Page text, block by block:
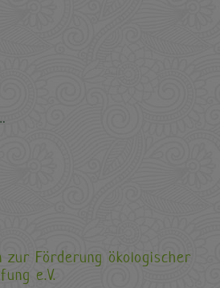
zur Förderung ökologischer
e.V.